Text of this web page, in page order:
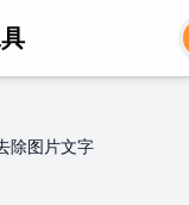
除图片文字